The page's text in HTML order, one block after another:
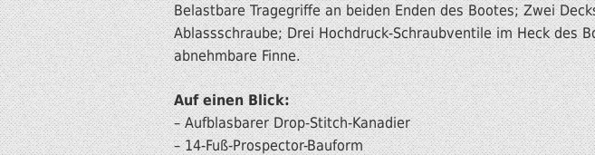
Belastbare Tragegriffe an beiden Enden des Bootes; Zwei
Ablassschraube; Drei Hochdruck-Schraubventile im Heck des
abnehmbare Finne.
Auf einen Blick:
– Aufblasbarer Drop-Stitch-Kanadier
– 14-Fuß-Prospector-Bauform